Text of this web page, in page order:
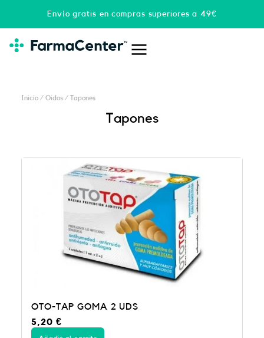
Envío gratis en compras superiores a 49€
Inicio / Oidos / Tapones
Tapones
OTO-TAP GOMA 2 UDS
5,20 €